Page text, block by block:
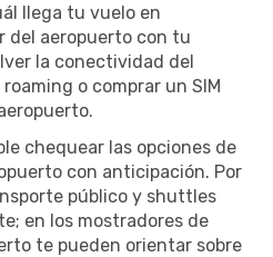
llega tu vuelo en
del aeropuerto con tu
la conectividad del
o comprar un SIM
chequear las opciones de
con anticipación. Por
público y shuttles
en los mostradores de
te pueden orientar sobre